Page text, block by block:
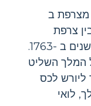
מצרפת ב
צרפת
לאוסטריה עם סיום מלחמת שבע השנים ב -1763.
אז נכדו בן ה -11 של המלך השליט
לכס
לואי